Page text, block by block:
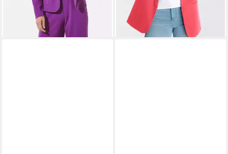
lieferbar - in 1-2 Werktagen bei dir